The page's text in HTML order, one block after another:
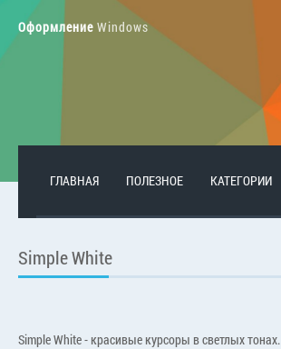
Оформление Windows
ГЛАВНАЯ ПОЛЕЗНОЕ КАТЕГОРИИ
Simple White
Simple White - красивые курсоры в светлых тонах.